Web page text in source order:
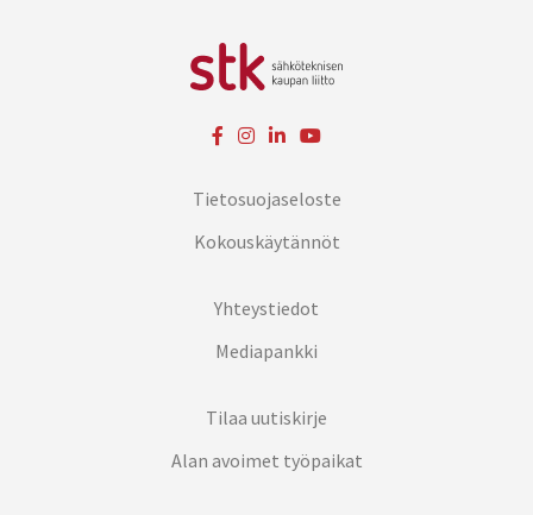
Tietosuojaseloste
Kokouskäytännöt
Yhteystiedot
Mediapankki
Tilaa uutiskirje
Alan avoimet työpaikat